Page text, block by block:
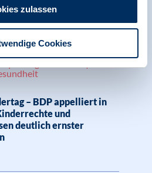
zulassen
Cookies
– BDP appelliert in
und
deutlich ernster